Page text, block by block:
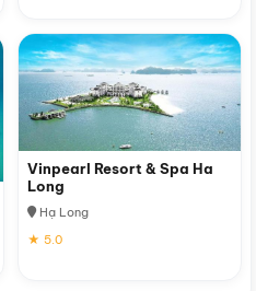
Vinpearl Resort & Spa Ha
Long
Hạ Long
★ 5.0